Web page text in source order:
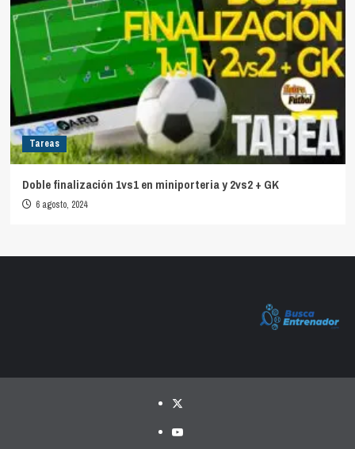
Tareas
Doble finalización 1vs1 en miniporteria y 2vs2 + GK
6 agosto, 2024
Twitter
YouTube